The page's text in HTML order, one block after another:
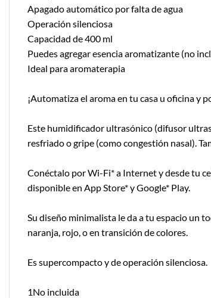
Apagado automático por falta de agua
Operación silenciosa
Capacidad de 400 ml
Puedes agregar esencia aromatizante (no
Ideal para aromaterapia
¡Automatiza el aroma en tu casa u oficina y
Este humidificador ultrasónico (difusor
resfriado o gripe (como congestión nasal).
Conéctalo por Wi-Fi* a Internet y desde tu
disponible en App Store* y Google* Play.
Su diseño minimalista le da a tu espacio un
naranja, rojo, o en transición de colores.
Es supercompacto y de operación silenciosa.
1No incluida